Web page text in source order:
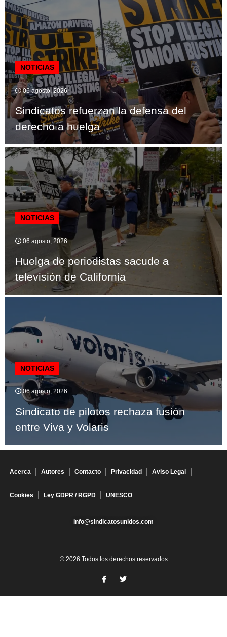
NOTICIAS
06 agosto, 2026
Sindicatos refuerzan la defensa del
derecho a huelga
NOTICIAS
06 agosto, 2026
Huelga de periodistas sacude a
televisión de California
NOTICIAS
06 agosto, 2026
Sindicato de pilotos rechaza fusión
entre Viva y Volaris
Acerca Autores Contacto Privacidad Aviso Legal
Cookies Ley GDPR / RGPD UNESCO
info@sindicatosunidos.com
© 2026 Todos los derechos reservados